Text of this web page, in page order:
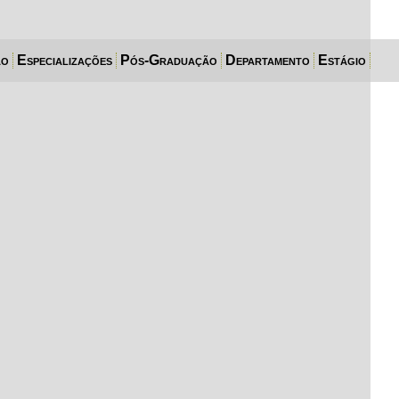
Especializações Pós-Graduação Departamento Estágio